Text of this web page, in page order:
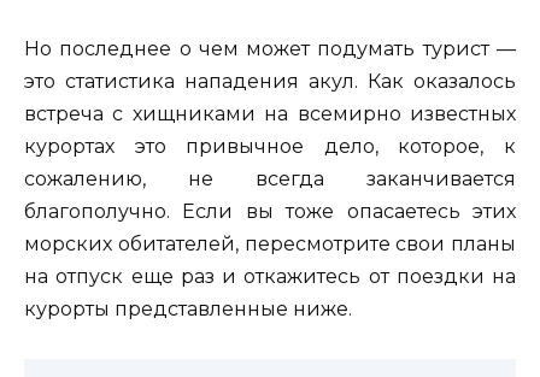
Но последнее о чем может подумать турист —
это статистика нападения акул. Как оказалось
встреча с хищниками на всемирно известных
курортах это привычное дело, которое, к
сожалению, не всегда заканчивается
благополучно. Если вы тоже опасаетесь этих
морских обитателей, пересмотрите свои планы
на отпуск еще раз и откажитесь от поездки на
курорты представленные ниже.